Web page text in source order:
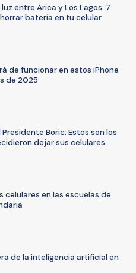
entre Arica y Los Lagos: 7
batería en tu celular
de funcionar en estos iPhone
de 2025
Boric: Estos son los
dejar sus celulares
celulares en las escuelas de
de la inteligencia artificial en